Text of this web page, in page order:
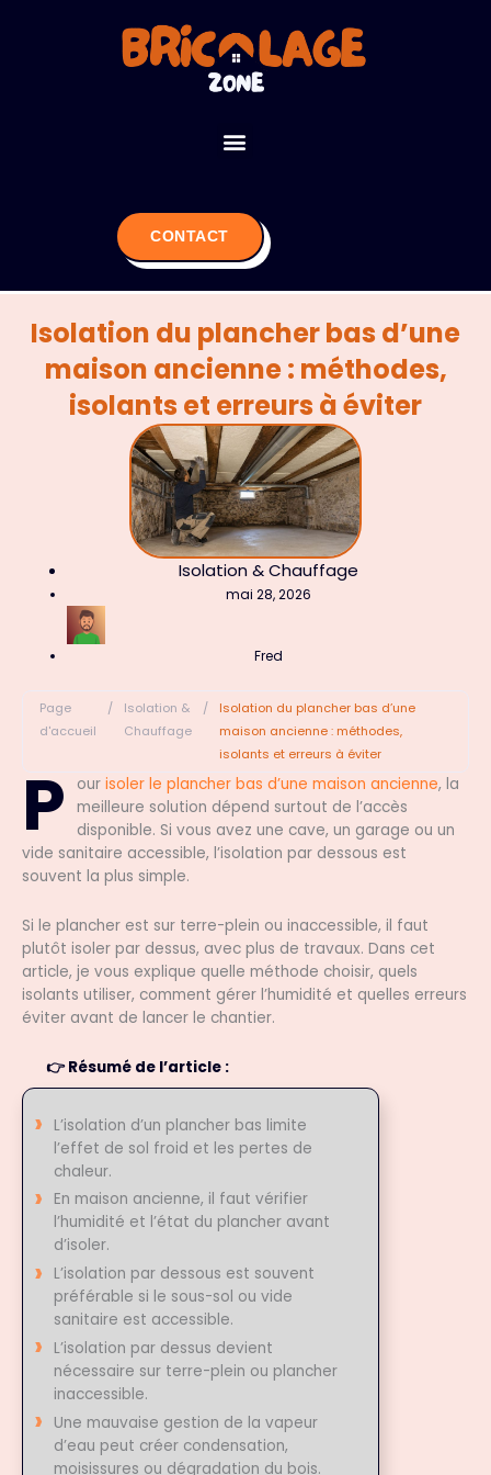
Menu
CONTACT
Isolation du plancher bas d’une
maison ancienne : méthodes,
isolants et erreurs à éviter
Isolation & Chauffage
mai 28, 2026
Fred
Page
d'accueil
/
Isolation &
Chauffage
/
Isolation du plancher bas d’une
maison ancienne : méthodes,
isolants et erreurs à éviter
P our isoler le plancher bas d’une maison ancienne, la
meilleure solution dépend surtout de l’accès
disponible. Si vous avez une cave, un garage ou un
vide sanitaire accessible, l’isolation par dessous est
souvent la plus simple.
Si le plancher est sur terre-plein ou inaccessible, il faut
plutôt isoler par dessus, avec plus de travaux. Dans cet
article, je vous explique quelle méthode choisir, quels
isolants utiliser, comment gérer l’humidité et quelles erreurs
éviter avant de lancer le chantier.
Résumé de l’article :
L’isolation d’un plancher bas limite
l’effet de sol froid et les pertes de
chaleur.
En maison ancienne, il faut vérifier
l’humidité et l’état du plancher avant
d’isoler.
L’isolation par dessous est souvent
préférable si le sous-sol ou vide
sanitaire est accessible.
L’isolation par dessus devient
nécessaire sur terre-plein ou plancher
inaccessible.
Une mauvaise gestion de la vapeur
d’eau peut créer condensation,
moisissures ou dégradation du bois.